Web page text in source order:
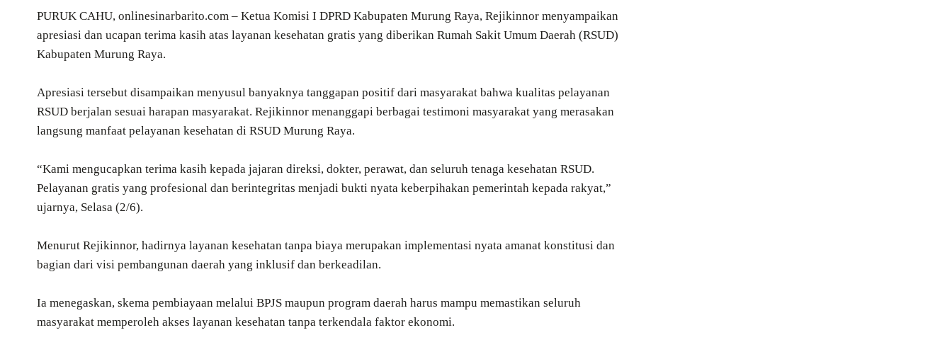
PURUK CAHU, onlinesinarbarito.com – Ketua Komisi I DPRD Kabupaten Murung Raya, Rejikinnor menyampaikan
apresiasi dan ucapan terima kasih atas layanan kesehatan gratis yang diberikan Rumah Sakit Umum Daerah (RSUD)
Kabupaten Murung Raya.
Apresiasi tersebut disampaikan menyusul banyaknya tanggapan positif dari masyarakat bahwa kualitas pelayanan
RSUD berjalan sesuai harapan masyarakat. Rejikinnor menanggapi berbagai testimoni masyarakat yang merasakan
langsung manfaat pelayanan kesehatan di RSUD Murung Raya.
“Kami mengucapkan terima kasih kepada jajaran direksi, dokter, perawat, dan seluruh tenaga kesehatan RSUD.
Pelayanan gratis yang profesional dan berintegritas menjadi bukti nyata keberpihakan pemerintah kepada rakyat,”
ujarnya, Selasa (2/6).
Menurut Rejikinnor, hadirnya layanan kesehatan tanpa biaya merupakan implementasi nyata amanat konstitusi dan
bagian dari visi pembangunan daerah yang inklusif dan berkeadilan.
Ia menegaskan, skema pembiayaan melalui BPJS maupun program daerah harus mampu memastikan seluruh
masyarakat memperoleh akses layanan kesehatan tanpa terkendala faktor ekonomi.